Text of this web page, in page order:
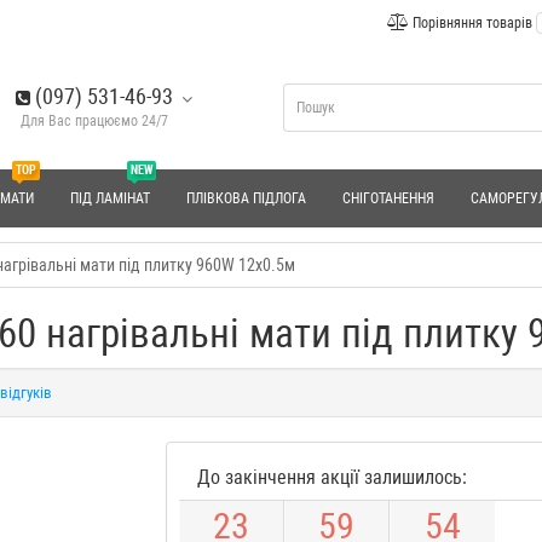
Порівняння товарів
(097) 531-46-93
Для Вас працюємо 24/7
TOP NEW
ПІД ЛАМІНАТ ПЛІВКОВА ПІДЛОГА СНІГОТАНЕННЯ
мати під плитку 960W 12x0.5м
нагрівальні мати під плитку
До закінчення акції залишилось:
23 59 53